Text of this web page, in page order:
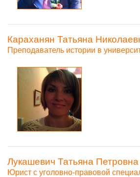
Караханян Татьяна
Преподаватель истории в
Лукашевич Татьяна Петровна
Юрист с уголовно-правовой